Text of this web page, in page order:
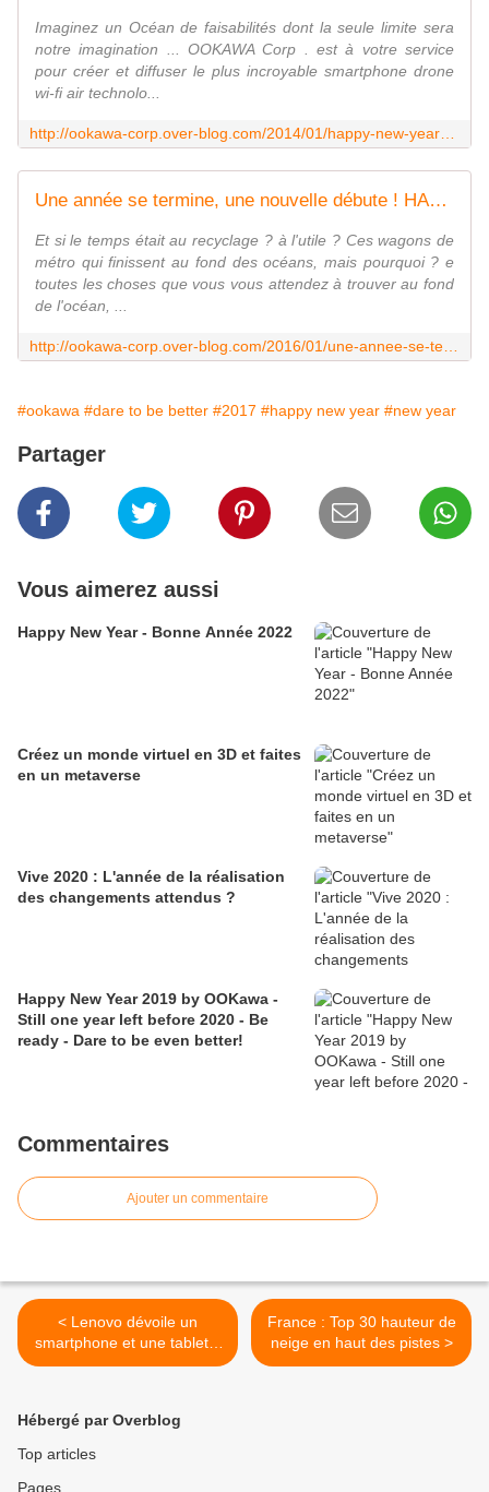
Imaginez un Océan de faisabilités dont la seule limite sera
notre imagination ... OOKAWA Corp . est à votre service
pour créer et diffuser le plus incroyable smartphone drone
wi-fi air technolo...
Une année se termine, une nouvelle débute ! HAPPY New YEAR by OOKAWA !! - OOKAWA Corp.
Et si le temps était au recyclage ? à l'utile ? Ces wagons de
métro qui finissent au fond des océans, mais pourquoi ? e
toutes les choses que vous vous attendez à trouver au fond
de l'océan, ...
#ookawa #dare to be better #2017 #happy new year #new year
Partager
Vous aimerez aussi
Happy New Year - Bonne Année 2022
Créez un monde virtuel en 3D et faites
en un metaverse
Vive 2020 : L'année de la réalisation
des changements attendus ?
Happy New Year 2019 by OOKawa -
Still one year left before 2020 - Be
ready - Dare to be even better!
Commentaires
Ajouter un commentaire
< Lenovo dévoile un
smartphone et une tablette
flexibles
France : Top 30 hauteur de
neige en haut des pistes >
Hébergé par Overblog
Top articles
Pages